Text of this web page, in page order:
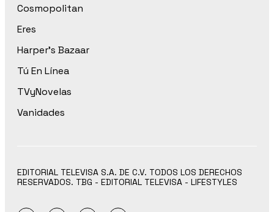
Cosmopolitan
Eres
Harper’s Bazaar
Tú En Línea
TVyNovelas
Vanidades
EDITORIAL TELEVISA S.A. DE C.V. TODOS LOS DERECHOS
RESERVADOS. TBG - EDITORIAL TELEVISA - LIFESTYLES